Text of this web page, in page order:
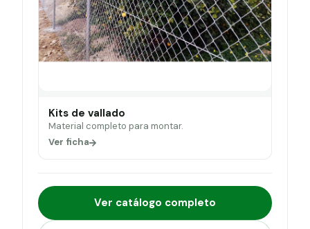
Kits de vallado
Material completo para montar.
Ver ficha
Ver catálogo completo